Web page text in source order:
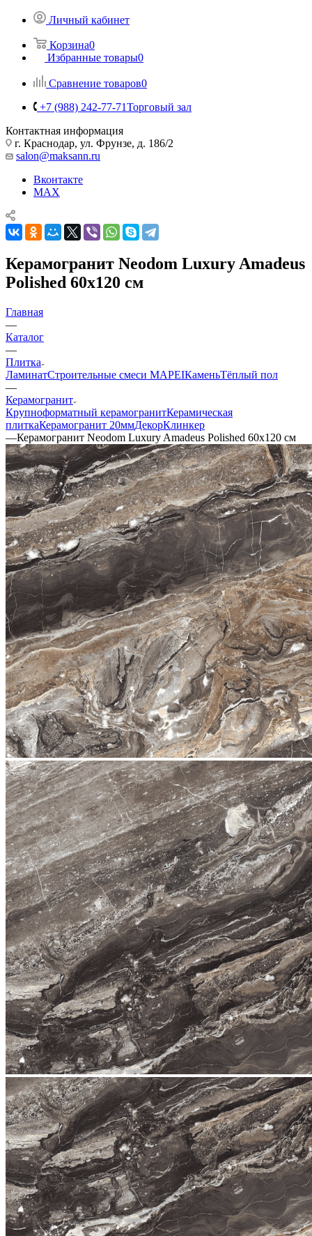
Личный кабинет
Корзина0
Избранные товары0
Сравнение товаров0
+7 (988) 242-77-71Торговый зал
Контактная информация
г. Краснодар, ул. Фрунзе, д. 186/2
salon@maksann.ru
Вконтакте
MAX
Керамогранит Neodom Luxury Amadeus
Polished 60x120 см
Главная
—
Каталог
—
Плитка
ЛаминатСтроительные смеси MAPEIКаменьТёплый пол
—
Керамогранит
Крупноформатный керамогранитКерамическая
плиткаКерамогранит 20ммДекорКлинкер
—Керамогранит Neodom Luxury Amadeus Polished 60x120 см